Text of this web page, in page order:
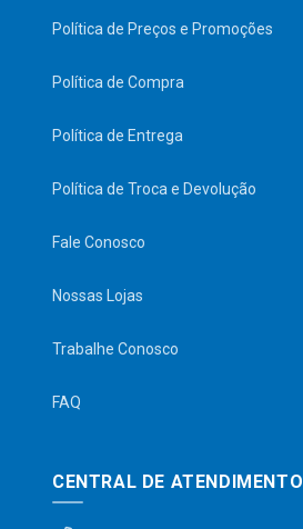
Política de Preços e Promoções
Política de Compra
Política de Entrega
Política de Troca e Devolução
Fale Conosco
Nossas Lojas
Trabalhe Conosco
FAQ
CENTRAL DE ATENDIMENTO